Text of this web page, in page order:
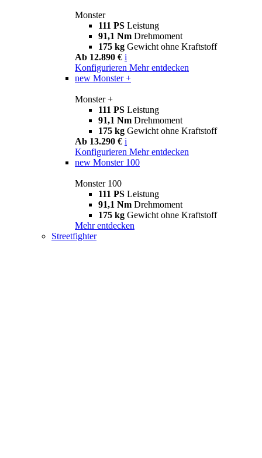
Monster
111 PS Leistung
91,1 Nm Drehmoment
175 kg Gewicht ohne Kraftstoff
Ab 12.890 € i
Konfigurieren Mehr entdecken
new Monster +
Monster +
111 PS Leistung
91,1 Nm Drehmoment
175 kg Gewicht ohne Kraftstoff
Ab 13.290 € i
Konfigurieren Mehr entdecken
new Monster 100
Monster 100
111 PS Leistung
91,1 Nm Drehmoment
175 kg Gewicht ohne Kraftstoff
Mehr entdecken
Streetfighter